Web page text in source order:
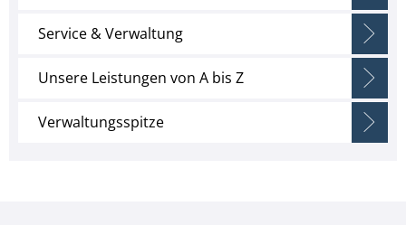
Service & Verwaltung
Unsere Leistungen von A bis Z
Verwaltungsspitze